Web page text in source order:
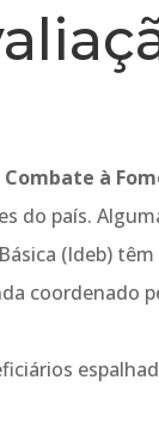
à
do país.
(Ideb)
coordenado